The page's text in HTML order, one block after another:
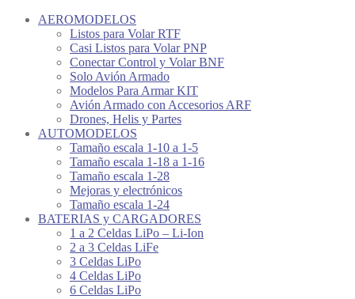
AEROMODELOS
Listos para Volar RTF
Casi Listos para Volar PNP
Conectar Control y Volar BNF
Solo Avión Armado
Modelos Para Armar KIT
Avión Armado con Accesorios ARF
Drones, Helis y Partes
AUTOMODELOS
Tamaño escala 1-10 a 1-5
Tamaño escala 1-18 a 1-16
Tamaño escala 1-28
Mejoras y electrónicos
Tamaño escala 1-24
BATERIAS y CARGADORES
1 a 2 Celdas LiPo – Li-Ion
2 a 3 Celdas LiFe
3 Celdas LiPo
4 Celdas LiPo
6 Celdas LiPo